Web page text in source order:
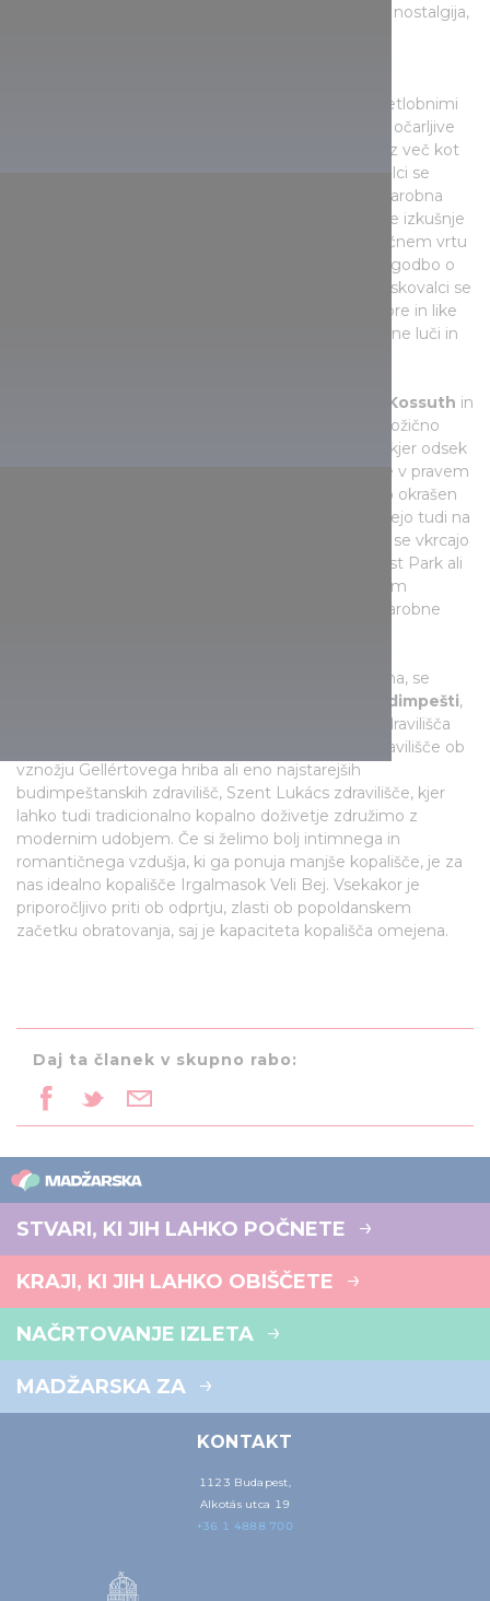
praznični ponudbi mesta, kjer se hkrati prepletata nostalgija,
obiskovalce privablja še s številnimi posebnimi svetlobnimi
Budapest popelje skozi očarljive
pokrajine in pravljične svetove po poteh, obdanih z več kot
sto bleščečimi svetlobnimi instalacijami. Obiskovalci se
lahko srečajo z liki brezčasnih pravljic in odkrijejo čarobna
kraljestva, medtem ko glasba, lučke in interaktivne izkušnje
večer spremenijo v pravo dogodivščino. V Botaničnem vrtu
oživlja priljubljeno zgodbo o
Petru Panu v osupljivem, osvetljenem okolju. Obiskovalci se
lahko sprehodijo po čarobnem vrtu, odkrijejo prizore in like
Neskončne dežele, medtem ko jih očarajo pravljične luči in
trgu Kossuth in
občudovati približno 23 metrov visoko Državno božično
drevo, nato pa se sprehoditi po Andrássyjevi ulici, kjer odsek
med Trgom junakov in Trgom Deáka Ferenca sije v pravem
morju luči. Sprehajanje dodatno popestri čudovito okrašen
svetlobni tramvaji, obiskovalci pa se lahko povzpnejo tudi na
mestni hrib z železnico, obsijano s svetlobo, ali pa se vkrcajo
na svetlobni čoln po Donavi. Na drsališču Budapest Park ali
na trgu Szent Imre, ob postaji HÉV, na Csepelskem
ledenem hodniku, obiskovalce prav tako čakajo čarobne
Če si po vrvežu na sejmu želimo ogreti telo in duha, se
kopališč v Budimpešti,
kjer si bomo zlahkoto odpočili. Odlična izbira so zdravilišča
Széchenyi v središču Mestnega parka, Rudas zdravilišče ob
vznožju Gellértovega hriba ali eno najstarejših
budimpeštanskih zdravilišč, Szent Lukács zdravilišče, kjer
lahko tudi tradicionalno kopalno doživetje združimo z
modernim udobjem. Če si želimo bolj intimnega in
romantičnega vzdušja, ki ga ponuja manjše kopališče, je za
nas idealno kopališče Irgalmasok Veli Bej. Vsekakor je
priporočljivo priti ob odprtju, zlasti ob popoldanskem
začetku obratovanja, saj je kapaciteta kopališča omejena.
Daj ta članek v skupno rabo:
STVARI, KI JIH LAHKO POČNETE
KRAJI, KI JIH LAHKO OBIŠČETE
NAČRTOVANJE IZLETA
MADŽARSKA ZA
KONTAKT
1123 Budapest,
Alkotás utca 19
+36 1 4888 700